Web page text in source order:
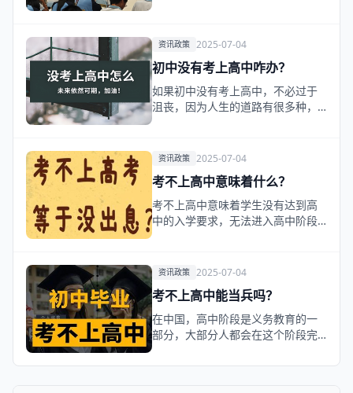
资讯政策 2025-07-04
初中没有考上高中咋办？
如果初中没有考上高中，不必过于
沮丧，因为人生的道路有很多种，
资讯政策 2025-07-04
考不上高中意味着什么？
考不上高中意味着学生没有达到高
中的入学要求，无法进入高中阶段
资讯政策 2025-07-04
考不上高中能当兵吗？
在中国，高中阶段是义务教育的一
部分，大部分人都会在这个阶段完